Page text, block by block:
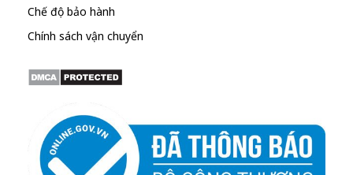
Chế độ bảo hành
Chính sách vận chuyển